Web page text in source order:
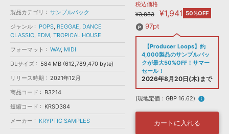
ソフトウェア／ツール »
DAW »
効果音 »
BGM »
ニュースレター »
SONICWIREブログ »
DTMガイド »
FAQ »
お問い合わせ »
音楽カード
楽曲配信流通サービス
無償のサウンド管理ソフト
次世代型 ボーカル・エディタ
ソフト音源 プラグイン・エフェクト
ソフトウェア／ツール 効果音
フォーマット
ランキング
製品カテゴリ
サンプルパック
ジャンル
POPS, REGGAE, DANCE
CLASSIC, EDM, TROPICAL HOUSE
フォーマット
WAV, MIDI
DLサイズ
584 MB (612,789,470 byte)
リリース時期
2021年12月
商品コード
B3214
短縮コード
KRSD384
メーカー
KRYPTIC SAMPLES
税込価格
¥3,883
¥1,941 50%OFF
97pt
【Producer Loops】約
4,000製品のサンプルパッ
クが最大50%OFF！サマー
セール！
2026年8月20日(木)まで
(現地定価：GBP 16.62) info
カートに入れる